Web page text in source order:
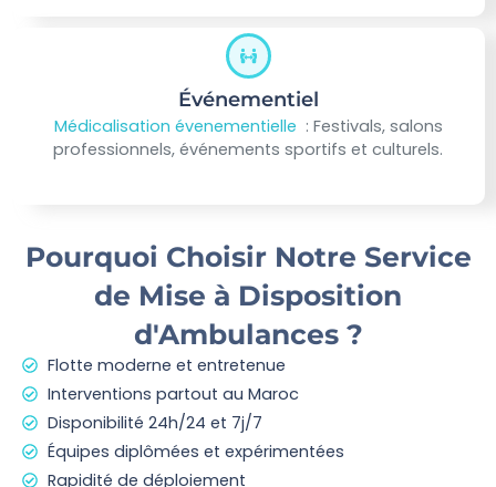
Événementiel
Médicalisation évenementielle : Festivals, salons
professionnels, événements sportifs et culturels.
Pourquoi Choisir Notre Service
de Mise à Disposition
d'Ambulances ?
Flotte moderne et entretenue
Interventions partout au Maroc
Disponibilité 24h/24 et 7j/7
Équipes diplômées et expérimentées
Rapidité de déploiement